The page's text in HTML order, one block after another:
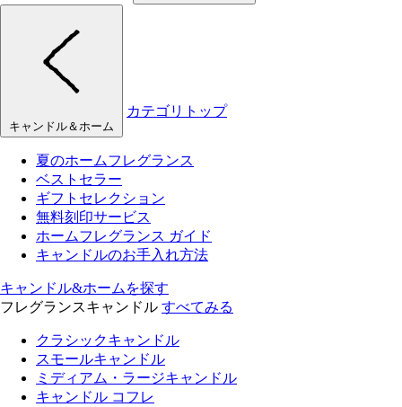
キャンドル＆ホーム
カテゴリトップ
夏のホームフレグランス
ベストセラー
ギフトセレクション
無料刻印サービス
ホームフレグランス ガイド
キャンドルのお手入れ方法
キャンドル&ホームを探す
フレグランスキャンドル すべてみる
クラシックキャンドル
スモールキャンドル
ミディアム・ラージキャンドル
キャンドル コフレ